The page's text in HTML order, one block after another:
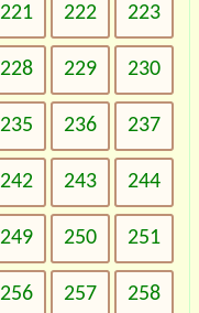
221 222 223
228 229 230
235 236 237
242 243 244
249 250 251
256 257 258